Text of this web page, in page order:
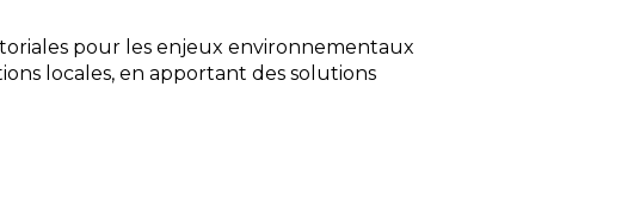
pour les enjeux environnementaux
locales, en apportant des solutions